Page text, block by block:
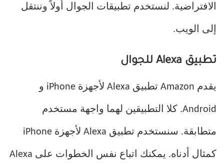
الافتراضية. لنستخدم تطبيقات الجوال أولاً وننتقل
إلى الويب.
تطبيق Alexa للجوال
يقدم Amazon تطبيق Alexa لأجهزة iPhone و
Android. كلا التطبيقين لهما واجهة مستخدم
متطابقة. سنستخدم تطبيق Alexa لأجهزة iPhone
كمثال أدناه. يمكنك اتباع نفس الخطوات على Alexa